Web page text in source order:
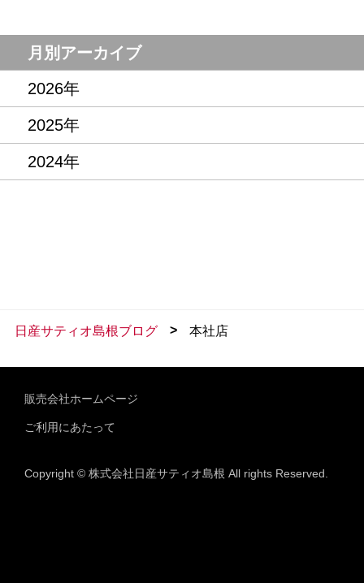
月別アーカイブ
2026年
2025年
2024年
日産サティオ島根ブログ > 本社店
販売会社ホームページ
ご利用にあたって
Copyright © 株式会社日産サティオ島根 All rights Reserved.